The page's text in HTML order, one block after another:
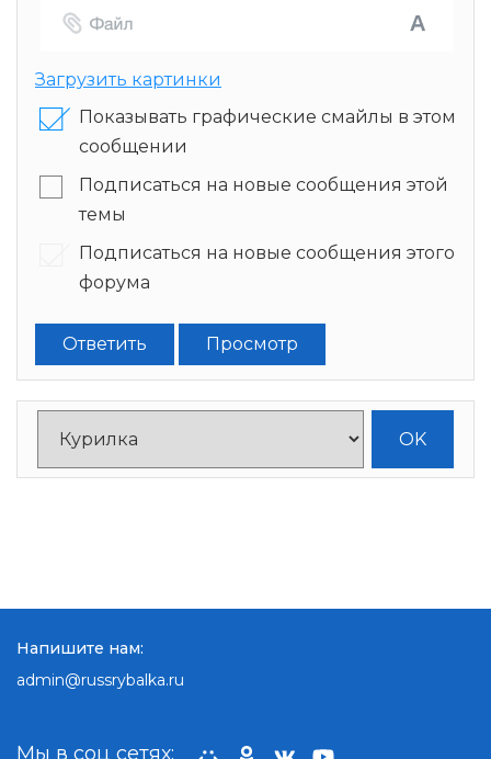
Загрузить картинки
Показывать графические смайлы в этом
сообщении
Подписаться на новые сообщения этой
темы
Подписаться на новые сообщения этого
форума
Ответить Просмотр
Мы в соц сетях:
Напишите нам:
admin@russrybalka.ru